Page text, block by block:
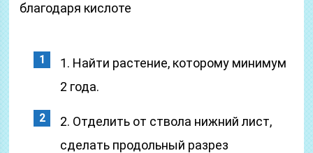
благодаря кислоте
1. Найти растение, которому минимум
2 года.
2. Отделить от ствола нижний лист,
сделать продольный разрез